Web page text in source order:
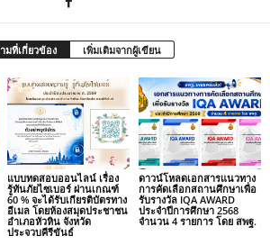
มที่เกี่ยวข้อง เพิ่มเติมจากผู้เขียน
แบบทดสอบออนไลน์ เรื่อง
รู้ทันภัยไซเบอร์ ผ่านเกณฑ์
60 % จะได้รับเกียรติบัตรทาง
อีเมล โดยห้องสมุดประชาชน
อำเภอหัวหิน จังหวัด
ประจวบคีรีขันธ์
ดาวน์โหลดเอกสารแนวทาง
การคัดเลือกสถานศึกษาเพื่อ
รับรางวัล IQA AWARD
ประจำปีการศึกษา 2568
จำนวน 4 รายการ โดย สพฐ.